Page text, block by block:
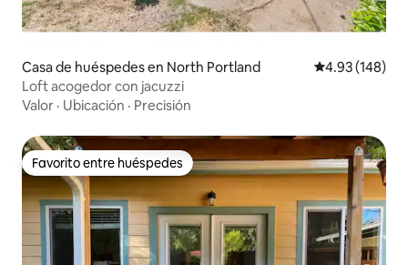
Casa de huéspedes en North Portland Calificación
4.93 (148)
Loft acogedor con jacuzzi
Valor · Ubicación · Precisión
Favorito entre huéspedes
Favorito entre huéspedes